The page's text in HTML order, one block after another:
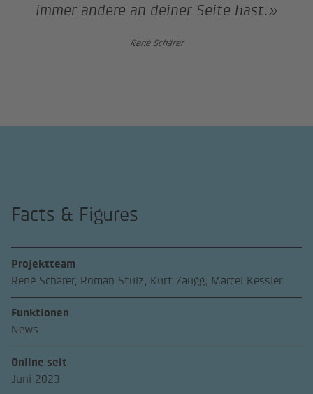
immer andere an deiner Seite hast.»
René Schärer
Facts & Figures
Projektteam
René Schärer, Roman Stulz, Kurt Zaugg, Marcel Kessler
Funktionen
News
Online seit
Juni 2023